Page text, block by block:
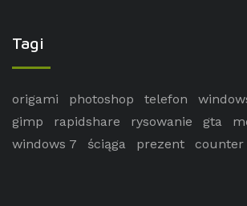
Tagi
origami photoshop telefon
gimp
rapidshare rysowanie gta
windows 7
ściąga prezent counter